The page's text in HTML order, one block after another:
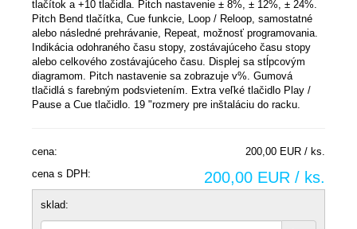
tlačítok a +10 tlačidla. Pitch nastavenie ± 8%, ± 12%, ± 24%.
Pitch Bend tlačítka, Cue funkcie, Loop / Reloop, samostatné
alebo následné prehrávanie, Repeat, možnosť programovania.
Indikácia odohraného času stopy, zostávajúceho času stopy
alebo celkového zostávajúceho času. Displej sa stĺpcovým
diagramom. Pitch nastavenie sa zobrazuje v%. Gumová
tlačidlá s farebným podsvietením. Extra veľké tlačidlo Play /
Pause a Cue tlačidlo. 19 "rozmery pre inštaláciu do racku.
cena:
200,00 EUR / ks.
cena s DPH:
200,00 EUR / ks.
sklad: